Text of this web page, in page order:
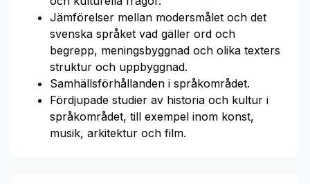
Jämförelser mellan modersmålet och det
svenska språket vad gäller ord och
begrepp, meningsbyggnad och olika texters
struktur och uppbyggnad.
Samhällsförhållanden i språkområdet.
Fördjupade studier av historia och kultur i
språkområdet, till exempel inom konst,
musik, arkitektur och film.